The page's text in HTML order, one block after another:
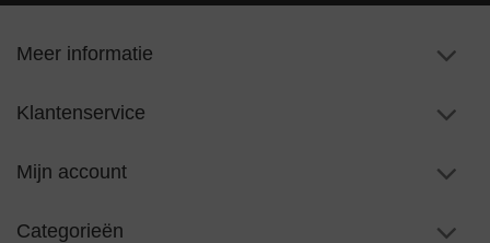
Meer informatie
Klantenservice
Mijn account
Categorieën